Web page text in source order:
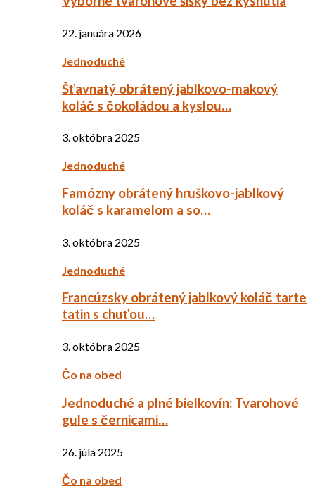
22. januára 2026
Jednoduché
Šťavnatý obrátený jablkovo-makový
koláč s čokoládou a kyslou…
3. októbra 2025
Jednoduché
Famózny obrátený hruškovo-jablkový
koláč s karamelom a so…
3. októbra 2025
Jednoduché
Francúzsky obrátený jablkový koláč tarte
tatin s chuťou…
3. októbra 2025
Čo na obed
Jednoduché a plné bielkovín: Tvarohové
gule s černicami…
26. júla 2025
Čo na obed